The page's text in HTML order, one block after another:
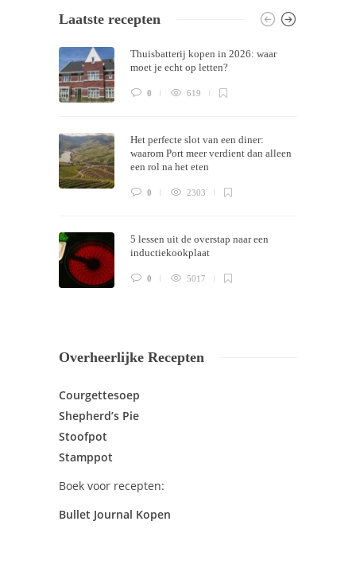
Themes bySilicon Themes . Join us right
now!
Laatste recepten
Thuisbatterij kopen in 2026: waar
moet je echt op letten?
0 619
Het perfecte slot van een diner:
waarom Port meer verdient dan alleen
een rol na het eten
0 2303
5 lessen uit de overstap naar een
inductiekookplaat
0 5017
Overheerlijke Recepten
Courgettesoep
Shepherd’s Pie
Stoofpot
Stamppot
Boek voor recepten:
Bullet Journal Kopen